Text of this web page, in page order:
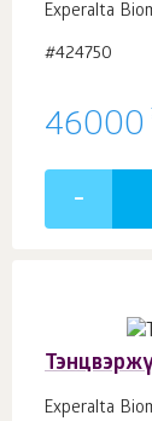
Experalta
#424750
46000
Experalta